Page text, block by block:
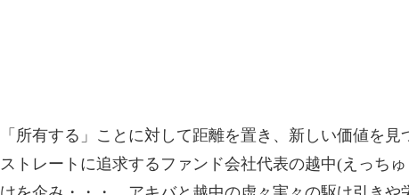
所有する」ことに対して距離を置き、新しい価値を見
トレートに追求するファンド会社代表の越中(えっち